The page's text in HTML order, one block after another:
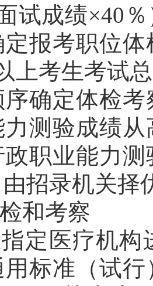
试成绩×40
报考职位
上考生考试
确定体检
测验成绩
职业能力
招录机关择
和考察
定医疗机构
用标准（试